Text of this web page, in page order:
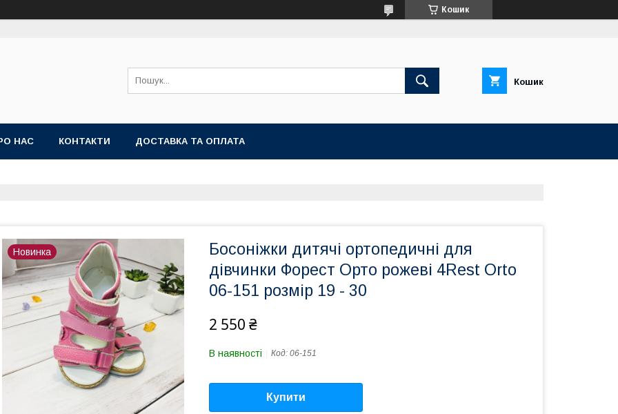
Кошик
Кошик
НАС КОНТАКТИ ДОСТАВКА ТА ОПЛАТА
Новинка
Босоніжки дитячі ортопедичні для
дівчинки Форест Орто рожеві 4Rest Orto
06-151 розмір 19 - 30
2 550 ₴
В наявності Код: 06-151
Купити